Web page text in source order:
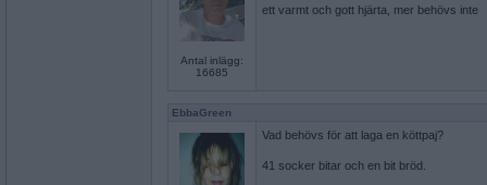
Antal inlägg:
16685
ett varmt och gott hjärta, mer behövs inte
EbbaGreen
Vad behövs för att laga en köttpaj?
41 socker bitar och en bit bröd.